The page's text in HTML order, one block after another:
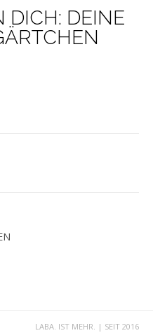
DICH: DEINE
LABA. IST MEHR. | SEIT 2016